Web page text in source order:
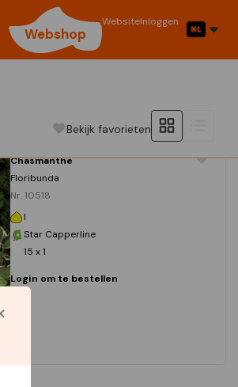
Webshop
WebsiteInloggen
Bekijk favorieten
Chasmanthe
Floribunda
Nr. 10518
I
Star Capperline
15 x 1
Login om te bestellen